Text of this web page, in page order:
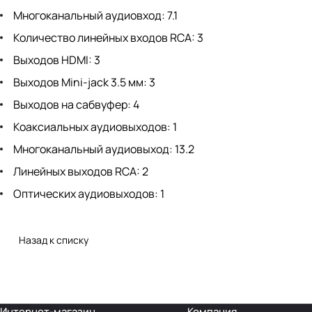
Многоканальный аудиовход: 7.1
Количество линейных входов RCA: 3
Выходов HDMI: 3
Выходов Mini-jack 3.5 мм: 3
Выходов на сабвуфер: 4
Коаксиальных аудиовыходов: 1
Многоканальный аудиовыход: 13.2
Линейных выходов RCA: 2
Оптических аудиовыходов: 1
Назад к списку